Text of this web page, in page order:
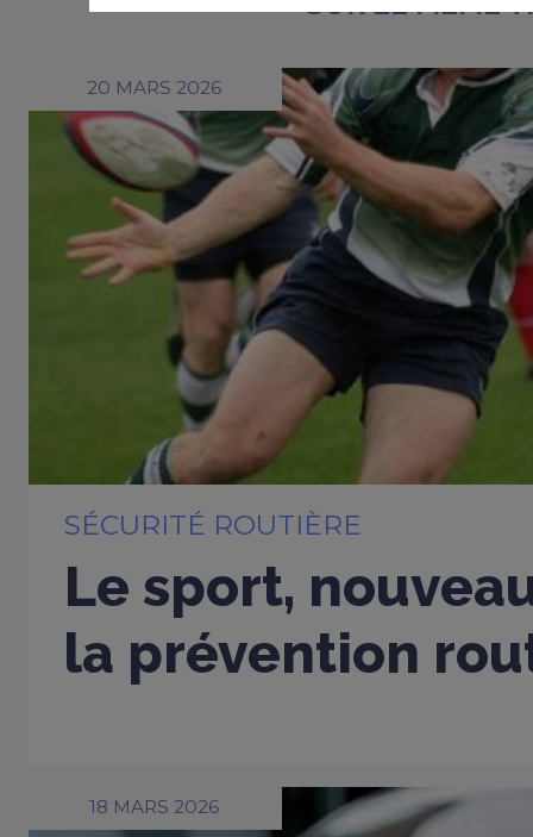
20 MARS 2026
SÉCURITÉ ROUTIÈRE
Le sport,
la prévention
18 MARS 2026